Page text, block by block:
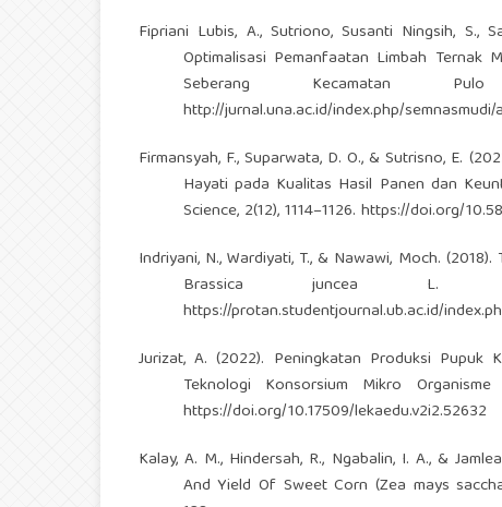
Fipriani Lubis, A., Sutriono, Susanti Ningsih, S.,
Optimalisasi Pemanfaatan Limbah Ternak
Seberang Kecamatan
http://jurnal.una.ac.id/index.php/
Firmansyah, F., Suparwata, D. O., & Sutrisno, E.
Hayati pada Kualitas Hasil Panen dan
Science, 2(12), 1114–1126. https://doi.org/
Indriyani, N., Wardiyati, T., & Nawawi, Moch.
Brassica juncea L.
https://protan.studentjournal.ub.ac.id/
Jurizat, A. (2022). Peningkatan Produksi Pupuk
Teknologi Konsorsium Mikro
https://doi.org/10.17509/lekaedu.v2i2.52632
Kalay, A. M., Hindersah, R., Ngabalin, I. A., &
And Yield Of Sweet Corn (Zea mays